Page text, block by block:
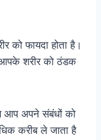
फायदा होता है।
शरीर को ठंडक
अपने संबंधों को
करीब ले जाता है